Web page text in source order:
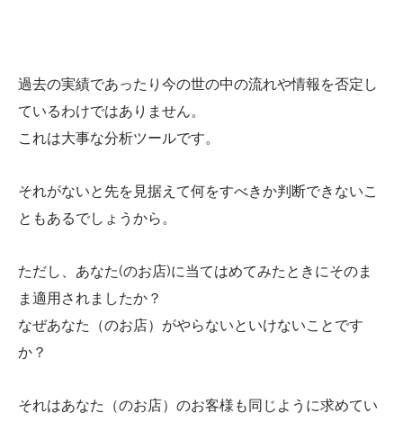
過去の実績であったり今の世の中の流れや情報を否定し
ているわけではありません。
これは大事な分析ツールです。
それがないと先を見据えて何をすべきか判断できないこ
ともあるでしょうから。
ただし、あなた(のお店)に当てはめてみたときにそのま
ま適用されましたか？
なぜあなた（のお店）がやらないといけないことです
か？
それはあなた（のお店）のお客様も同じように求めてい